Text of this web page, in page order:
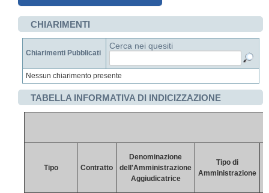
CHIARIMENTI
Chiarimenti Pubblicati
Cerca nei quesiti
Nessun chiarimento presente
TABELLA INFORMATIVA DI INDICIZZAZIONE
Tipo Contratto
Denominazione
dell'Amministrazione
Aggiudicatrice
Tipo di
Amministrazione